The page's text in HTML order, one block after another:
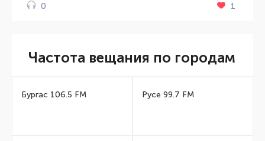
0 1
Частота вещания по городам
Бургас 106.5 FM Русе 99.7 FM